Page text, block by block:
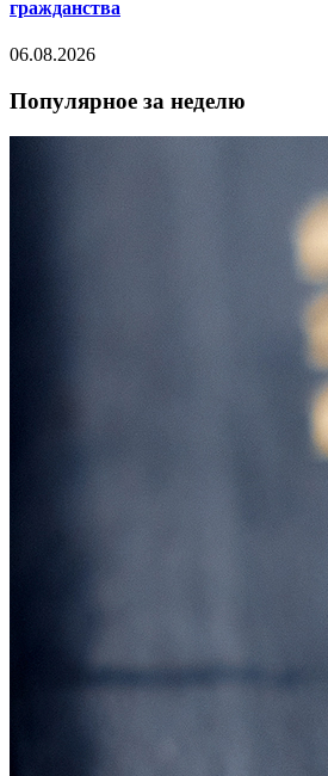
гражданства
06.08.2026
Популярное за неделю